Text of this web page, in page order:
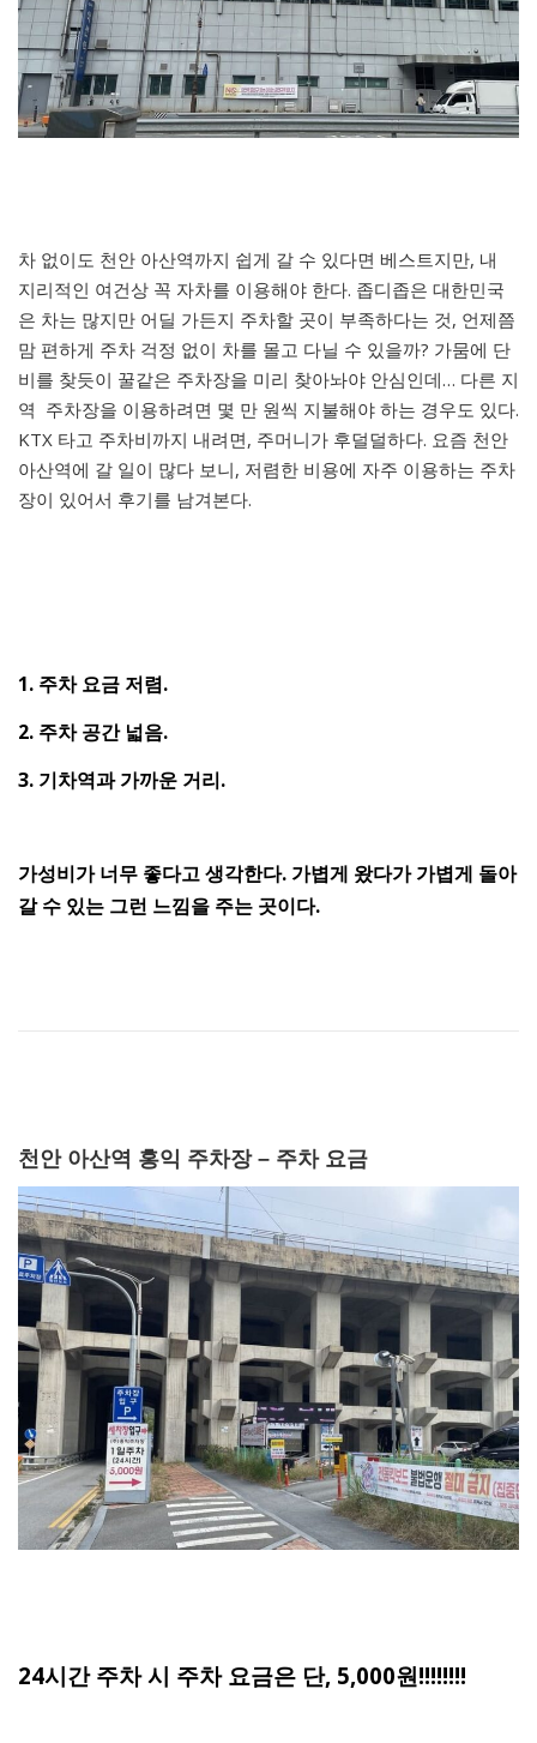
차 없이도 천안 아산역까지 쉽게 갈 수 있다면 베스트지만, 내
지리적인 여건상 꼭 자차를 이용해야 한다. 좁디좁은 대한민국
은 차는 많지만 어딜 가든지 주차할 곳이 부족하다는 것, 언제쯤
맘 편하게 주차 걱정 없이 차를 몰고 다닐 수 있을까? 가뭄에 단
비를 찾듯이 꿀같은 주차장을 미리 찾아놔야 안심인데… 다른 지
역 주차장을 이용하려면 몇 만 원씩 지불해야 하는 경우도 있다.
KTX 타고 주차비까지 내려면, 주머니가 후덜덜하다. 요즘 천안
아산역에 갈 일이 많다 보니, 저렴한 비용에 자주 이용하는 주차
장이 있어서 후기를 남겨본다.
1. 주차 요금 저렴.
2. 주차 공간 넓음.
3. 기차역과 가까운 거리.
가성비가 너무 좋다고 생각한다. 가볍게 왔다가 가볍게 돌아
갈 수 있는 그런 느낌을 주는 곳이다.
천안 아산역 홍익 주차장 – 주차 요금
24시간 주차 시 주차 요금은 단, 5,000원!!!!!!!!